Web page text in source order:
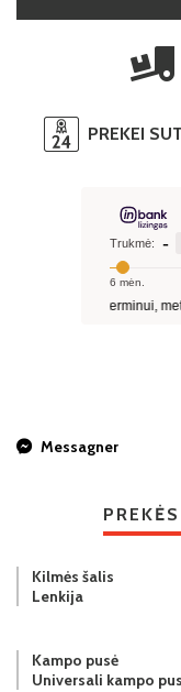
PREKEI
Messagner
Kilmės šalis
Lenkija
Kampo pusė
Universali kampo